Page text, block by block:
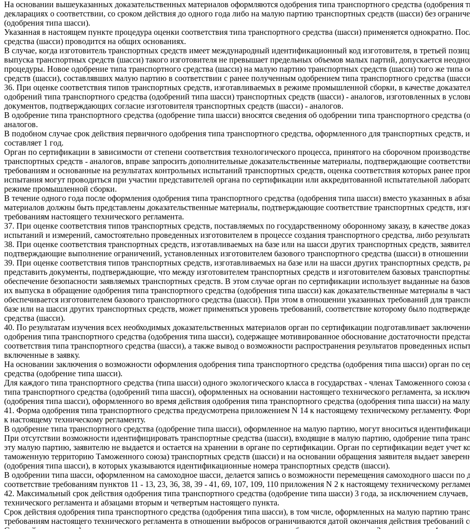
На основании вышеуказанных доказательственных материалов оформляются одобрения типа транспортного средства (одобрения
декларациях о соответствии, со сроком действия до одного года либо на малую партию транспортных средств (шасси) без
(одобрения типа шасси).
Указанная в настоящем пункте процедура оценки соответствия типа транспортного средства (шасси) применяется однократно.
средства (шасси) проводится на общих основаниях.
В случае, когда изготовитель транспортных средств имеет международный идентификационный код изготовителя, в третьей
выпуска транспортных средств (шасси) такого изготовителя не превышает предельных объемов малых партий, допускается
процедуры. Новое одобрение типа транспортного средства (шасси) на малую партию транспортных средств (шасси) того же типа
средств (шасси), составлявших малую партию в соответствии с ранее полученным одобрением типа транспортного средства
36. При оценке соответствия типов транспортных средств, изготавливаемых в режиме промышленной сборки, в качестве
одобрений типа транспортного средства (одобрений типа шасси) транспортных средств (шасси) - аналогов, изготовленных в
документов, подтверждающих согласие изготовителя транспортных средств (шасси) - аналогов.
В одобрение типа транспортного средства (одобрение типа шасси) вносятся сведения об одобрении типа транспортного
аналогов.
В подобном случае срок действия первичного одобрения типа транспортного средства, оформленного для транспортных
составляет 1 год.
Орган по сертификации в зависимости от степени соответствия технологического процесса, принятого на сборочном
транспортных средств - аналогов, вправе запросить дополнительные доказательственные материалы, подтверждающие
требованиям и основанные на результатах контрольных испытаний транспортных средств, оценка соответствия которых ранее
испытания могут проводиться при участии представителей органа по сертификации или аккредитованной испытательной
режиме промышленной сборки.
В течение одного года после оформления одобрения типа транспортного средства (одобрения типа шасси) вместо указанных в
материалов должны быть представлены доказательственные материалы, подтверждающие соответствие транспортных средств,
требованиям настоящего технического регламента.
37. При оценке соответствия типов транспортных средств, поставляемых по государственному оборонному заказу, в качестве
испытаний и измерений, самостоятельно проведенных изготовителем в процессе создания транспортного средства, либо
38. При оценке соответствия транспортных средств, изготавливаемых на базе или на шасси других транспортных средств,
подтверждающие выполнение ограничений, установленных изготовителем базового транспортного средства (шасси) в
39. При оценке соответствия типов транспортных средств, изготавливаемых на базе или на шасси других транспортных средств,
представить документы, подтверждающие, что между изготовителем транспортных средств и изготовителем базовых
обеспечение безопасности заявляемых транспортных средств. В этом случае орган по сертификации использует выданные на
их выпуска в обращение одобрения типа транспортного средства (одобрения типа шасси) как доказательственные материалы в
обеспечивается изготовителем базового транспортного средства (шасси). При этом в отношении указанных требований для
базе или на шасси других транспортных средств, может применяться уровень требований, соответствие которому было
средства (шасси).
40. По результатам изучения всех необходимых доказательственных материалов орган по сертификации подготавливает
одобрения типа транспортного средства (одобрения типа шасси), содержащее мотивированное обоснование достаточности
соответствия типа транспортного средства (шасси), а также вывод о возможности распространения результатов проведенных
включенные в заявку.
На основании заключения о возможности оформления одобрения типа транспортного средства (одобрения типа шасси) орган по
средства (одобрение типа шасси).
Для каждого типа транспортного средства (типа шасси) одного экологического класса в государствах - членах Таможенного
типа транспортного средства (одобрений типа шасси), оформленных на основании настоящего технического регламента, за
(одобрения типа шасси), оформленного во время действия одобрения типа транспортного средства (одобрения типа шасси) на
41. Форма одобрения типа транспортного средства предусмотрена приложением N 14 к настоящему техническому регламенту.
к настоящему техническому регламенту.
В одобрение типа транспортного средства (одобрение типа шасси), оформленное на малую партию, могут вноситься
При отсутствии возможности идентифицировать транспортные средства (шасси), входящие в малую партию, одобрение типа
эту малую партию, заявителю не выдается и остается на хранении в органе по сертификации. Орган по сертификации ведет
таможенную территорию Таможенного союза) транспортных средств (шасси) и на основании обращения заявителя выдает
(одобрения типа шасси), в которых указываются идентификационные номера транспортных средств (шасси).
В одобрении типа шасси, оформленном на самоходное шасси, делается запись о возможности перемещения самоходного шасси по
соответствие требованиям пунктов 11 - 13, 23, 36, 38, 39 - 41, 69, 107, 109, 110 приложения N 2 к настоящему техническому
42. Максимальный срок действия одобрения типа транспортного средства (одобрение типа шасси) 3 года, за исключением
технического регламента и абзацами вторым и четвертым настоящего пункта.
Срок действия одобрения типа транспортного средства (одобрения типа шасси), в том числе, оформленных на малую партию
требованиям настоящего технического регламента в отношении выбросов ограничиваются датой окончания действия требований